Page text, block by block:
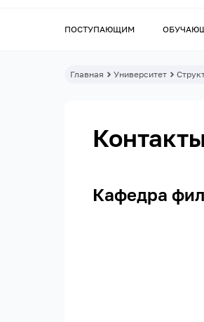
ПОСТУПАЮЩИМ
Главная Университет
Кафедра